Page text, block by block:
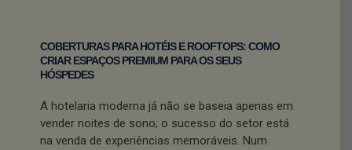
COBERTURAS PARA HOTÉIS E ROOFTOPS: COMO
CRIAR ESPAÇOS PREMIUM PARA OS SEUS
HÓSPEDES
A hotelaria moderna já não se baseia apenas em
vender noites de sono; o sucesso do setor está
na venda de experiências memoráveis. Num